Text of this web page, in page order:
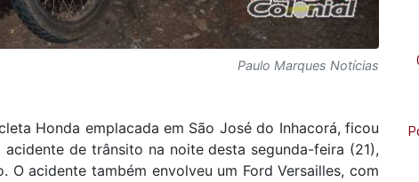
Paulo Marques Notícias
Honda emplacada em São José do Inhacorá, ficou
de trânsito na noite desta segunda-feira (21),
O acidente também envolveu um Ford Versailles, com